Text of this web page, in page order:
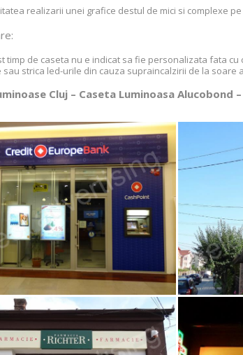
realizarii unei grafice destul de mici si complexe
timp de caseta nu e indicat sa fie personalizata fata
sau strica led-urile din cauza supraincalzirii de la soare
Cluj – Caseta Luminoasa